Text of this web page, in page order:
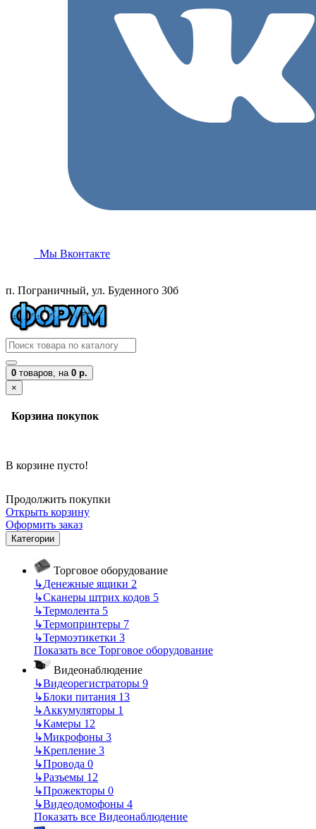
Мы Вконтакте
п. Пограничный, ул. Буденного 30б
0 товаров, на 0 р.
×
Корзина покупок
В корзине пусто!
Продолжить покупки
Открыть корзину
Оформить заказ
Категории
Торговое оборудование
↳Денежные ящики 2
↳Сканеры штрих кодов 5
↳Термолента 5
↳Термопринтеры 7
↳Термоэтикетки 3
Показать все Торговое оборудование
Видеонаблюдение
↳Видеорегистраторы 9
↳Блоки питания 13
↳Аккумуляторы 1
↳Камеры 12
↳Микрофоны 3
↳Крепление 3
↳Провода 0
↳Разъемы 12
↳Прожекторы 0
↳Видеодомофоны 4
Показать все Видеонаблюдение